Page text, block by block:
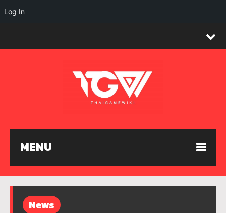
MENU
News
Log In